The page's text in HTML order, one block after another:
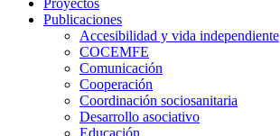
Publicaciones
Accesibilidad y vida independiente
COCEMFE
Comunicación
Cooperación
Coordinación sociosanitaria
Desarrollo asociativo
Educación